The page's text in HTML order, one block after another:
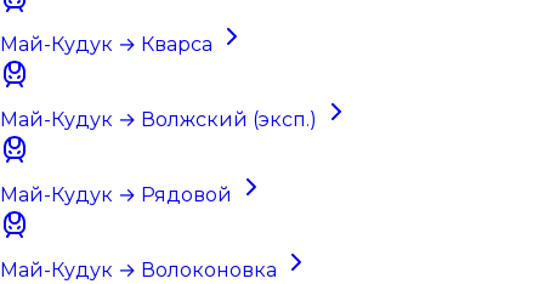
Май-Кудук → Кварса
Май-Кудук → Волжский (эксп.)
Май-Кудук → Рядовой
Май-Кудук → Волоконовка